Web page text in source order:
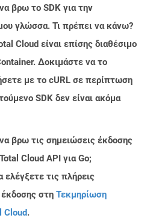
βρω το SDK για την
γλώσσα. Τι πρέπει να κάνω?
Cloud είναι επίσης διαθέσιμο
Δοκιμάστε να το
με το cURL σε περίπτωση
SDK δεν είναι ακόμα
βρω τις σημειώσεις έκδοσης
Cloud API για Go;
ελέγξετε τις πλήρεις
στη Τεκμηρίωση
Cloud.